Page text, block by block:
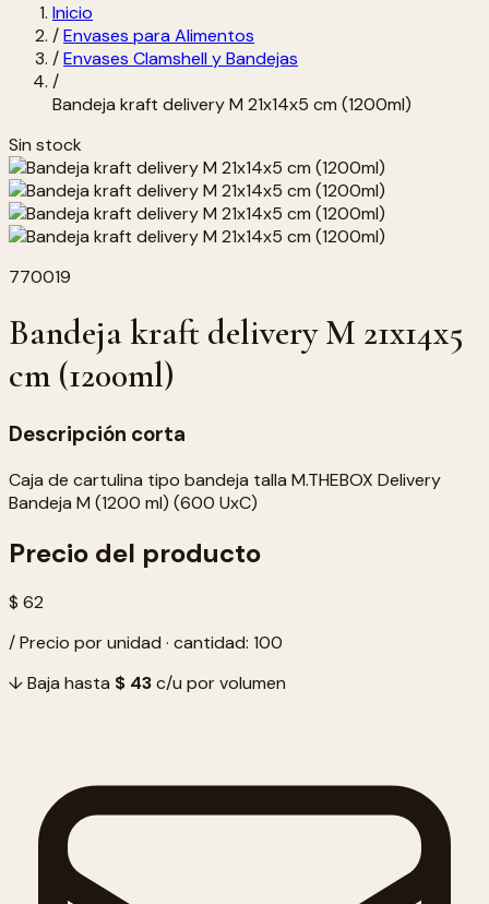
Inicio
/Envases para Alimentos
/Envases Clamshell y Bandejas
/
Bandeja kraft delivery M 21x14x5 cm (1200ml)
Sin stock
770019
Bandeja kraft delivery M 21x14x5
cm (1200ml)
Descripción corta
Caja de cartulina tipo bandeja talla M.THEBOX Delivery
Bandeja M (1200 ml) (600 UxC)
Precio del producto
$ 62
/ Precio por unidad · cantidad: 100
↓ Baja hasta $ 43c/u por volumen